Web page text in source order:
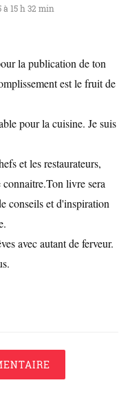
à 15 h 32 min
la publication de ton
est le fruit de
pour la cuisine. Je suis
et les restaurateurs,
livre sera
conseils et d'inspiration
avec autant de ferveur.